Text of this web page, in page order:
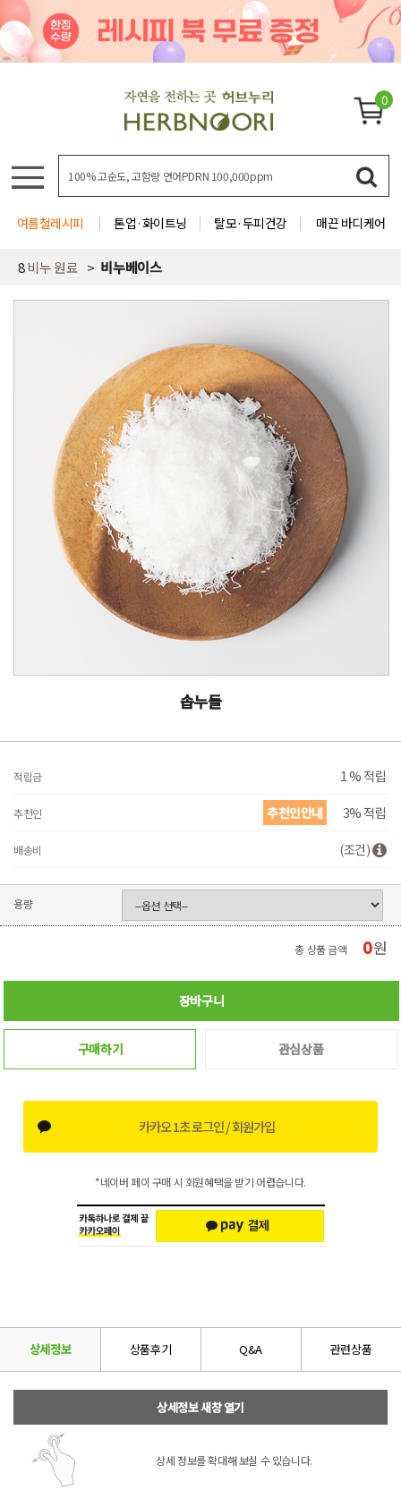
0
여름철레시피 톤업·화이트닝 탈모·두피건강 매끈 바디케어
8비누 원료 비누베이스
솝누들
적립금 1 % 적립
추천인 추천인안내 3% 적립
배송비 (조건)
용량
총 상품 금액 0원
장바구니
구매하기 관심상품
카카오 1초 로그인 / 회원가입
*네이버 페이 구매 시 회원혜택을 받기 어렵습니다.
상세정보 상품후기 Q&A 관련상품
상세정보 새창 열기
상세 정보를 확대해 보실 수 있습니다.